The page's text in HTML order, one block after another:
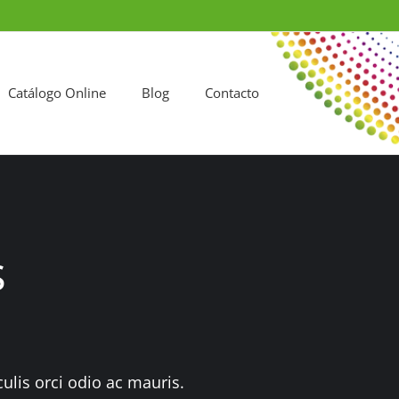
Catálogo Online Blog Contacto
orci odio ac mauris.